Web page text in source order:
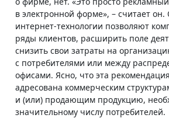
в электронной форме», – считает
интернет-технологии позволяют
ряды клиентов, расширить поле
снизить свои затраты на
с потребителями или между
офисами. Ясно, что эта
адресована коммерческим
и (или) продающим продукцию,
значительному числу потребителей.